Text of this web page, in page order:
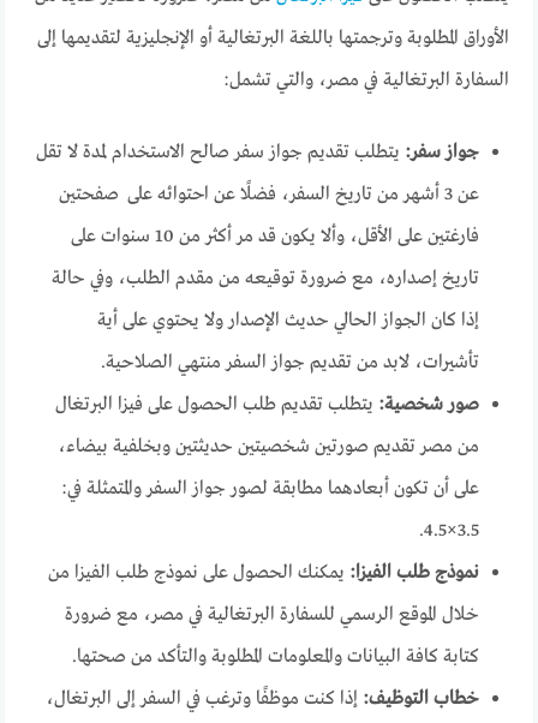
الأوراق المطلوبة وترجمتها باللغة البرتغالية أو الإنجليزية لتقديمها إلى
السفارة البرتغالية في مصر، والتي تشمل:
جواز سفر: يتطلب تقديم جواز سفر صالح الاستخدام لمدة لا تقل
عن 3 أشهر من تاريخ السفر، فضلًا عن احتوائه على صفحتين
فارغتين على الأقل، وألا يكون قد مر أكثر من 10 سنوات على
تاريخ إصداره، مع ضرورة توقيعه من مقدم الطلب، وفي حالة
إذا كان الجواز الحالي حديث الإصدار ولا يحتوي على أية
تأشيرات، لابد من تقديم جواز السفر منتهي الصلاحية.
صور شخصية: يتطلب تقديم طلب الحصول على فيزا البرتغال
من مصر تقديم صورتين شخصيتين حديثتين وبخلفية بيضاء،
على أن تكون أبعادهما مطابقة لصور جواز السفر والمتمثلة في:
3.5×4.5.
نموذج طلب الفيزا: يمكنك الحصول على نموذج طلب الفيزا من
خلال الموقع الرسمي للسفارة البرتغالية في مصر، مع ضرورة
كتابة كافة البيانات والمعلومات المطلوبة والتأكد من صحتها.
خطاب التوظيف: إذا كنت موظفًا وترغب في السفر إلى البرتغال،